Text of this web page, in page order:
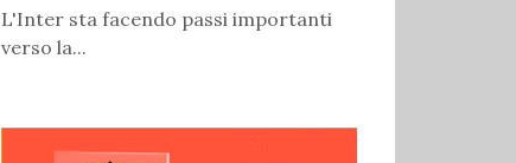
L'Inter sta facendo passi importanti
verso la...